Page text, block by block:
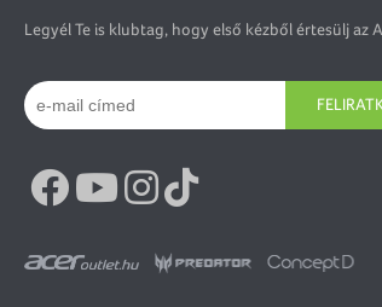
Legyél Te is klubtag, hogy első kézből értesülj az